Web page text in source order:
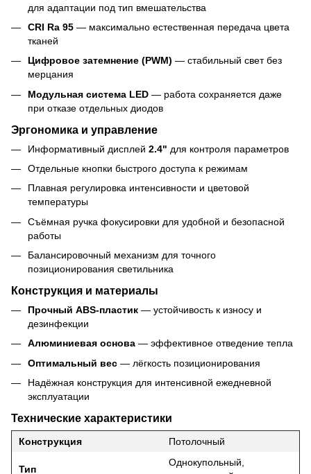
для адаптации под тип вмешательства
CRI Ra 95 — максимально естественная передача цвета
тканей
Цифровое затемнение (PWM) — стабильный свет без
мерцания
Модульная система LED — работа сохраняется даже
при отказе отдельных диодов
Эргономика и управление
Информативный дисплей 2.4" для контроля параметров
Отдельные кнопки быстрого доступа к режимам
Плавная регулировка интенсивности и цветовой
температуры
Съёмная ручка фокусировки для удобной и безопасной
работы
Балансировочный механизм для точного
позиционирования светильника
Конструкция и материалы
Прочный ABS-пластик — устойчивость к износу и
дезинфекции
Алюминиевая основа — эффективное отведение тепла
Оптимальный вес — лёгкость позиционирования
Надёжная конструкция для интенсивной ежедневной
эксплуатации
Технические характеристики
Конструкция Потолочный
Тип
Однокупольный,